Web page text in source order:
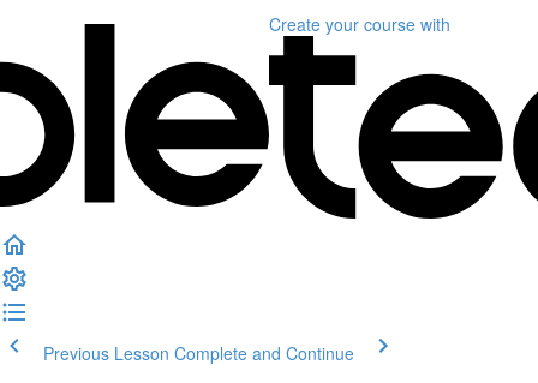
Create your course with
Previous Lesson Complete and Continue